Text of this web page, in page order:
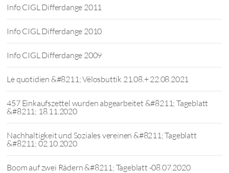
Info CIGL Differdange 2011
Info CIGL Differdange 2010
Info CIGL Differdange 2009
Le quotidien &#8211; Vëlosbuttik 21.08.+ 22.08.2021
457 Einkaufszettel wurden abgearbeitet &#8211; Tageblatt
&#8211; 18.11.2020
Nachhaltigkeit und Soziales vereinen &#8211; Tageblatt
&#8211; 02.10.2020
Boom auf zwei Rädern &#8211; Tageblatt -08.07.2020